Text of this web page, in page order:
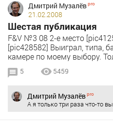
Дмитрий Музалёв
21.02.2008
Шестая публикация
F&V №3 08 2-е место
[pic428582] Выиграл, типа,
камере по моему выбору.
5 5459
Дмитрий Музалёв
А я только три раза что-то